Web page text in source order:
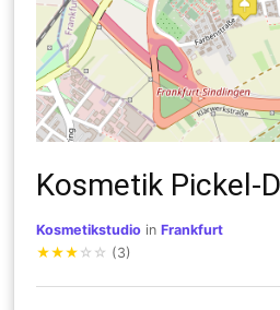
Kosmetik Pickel-
Kosmetikstudio inFrankfurt
★★★ ☆ ☆ (3)